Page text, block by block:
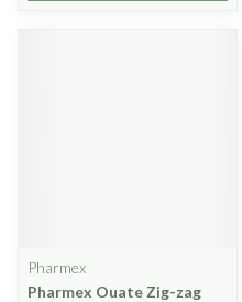
Pharmex
Pharmex Ouate Zig-zag